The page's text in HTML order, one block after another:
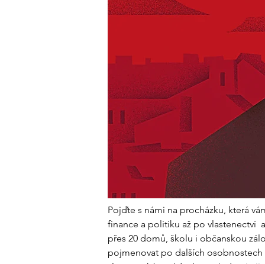
Pojďte s námi na procházku, která
finance a politiku až po vlastenectví
přes 20 domů, školu i občanskou
pojmenovat po dalších osobnostech